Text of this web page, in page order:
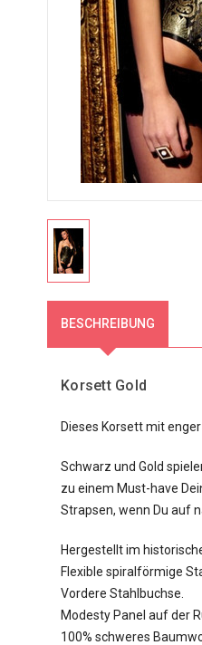
BESCHREIBUNG
Korsett Gold
Dieses Korsett mit
Schwarz und Gold
zu einem Must-have
Strapsen, wenn Du auf
Hergestellt im
Flexible spiralförmige
Vordere Stahlbuchse.
Modesty Panel auf der
100% schweres